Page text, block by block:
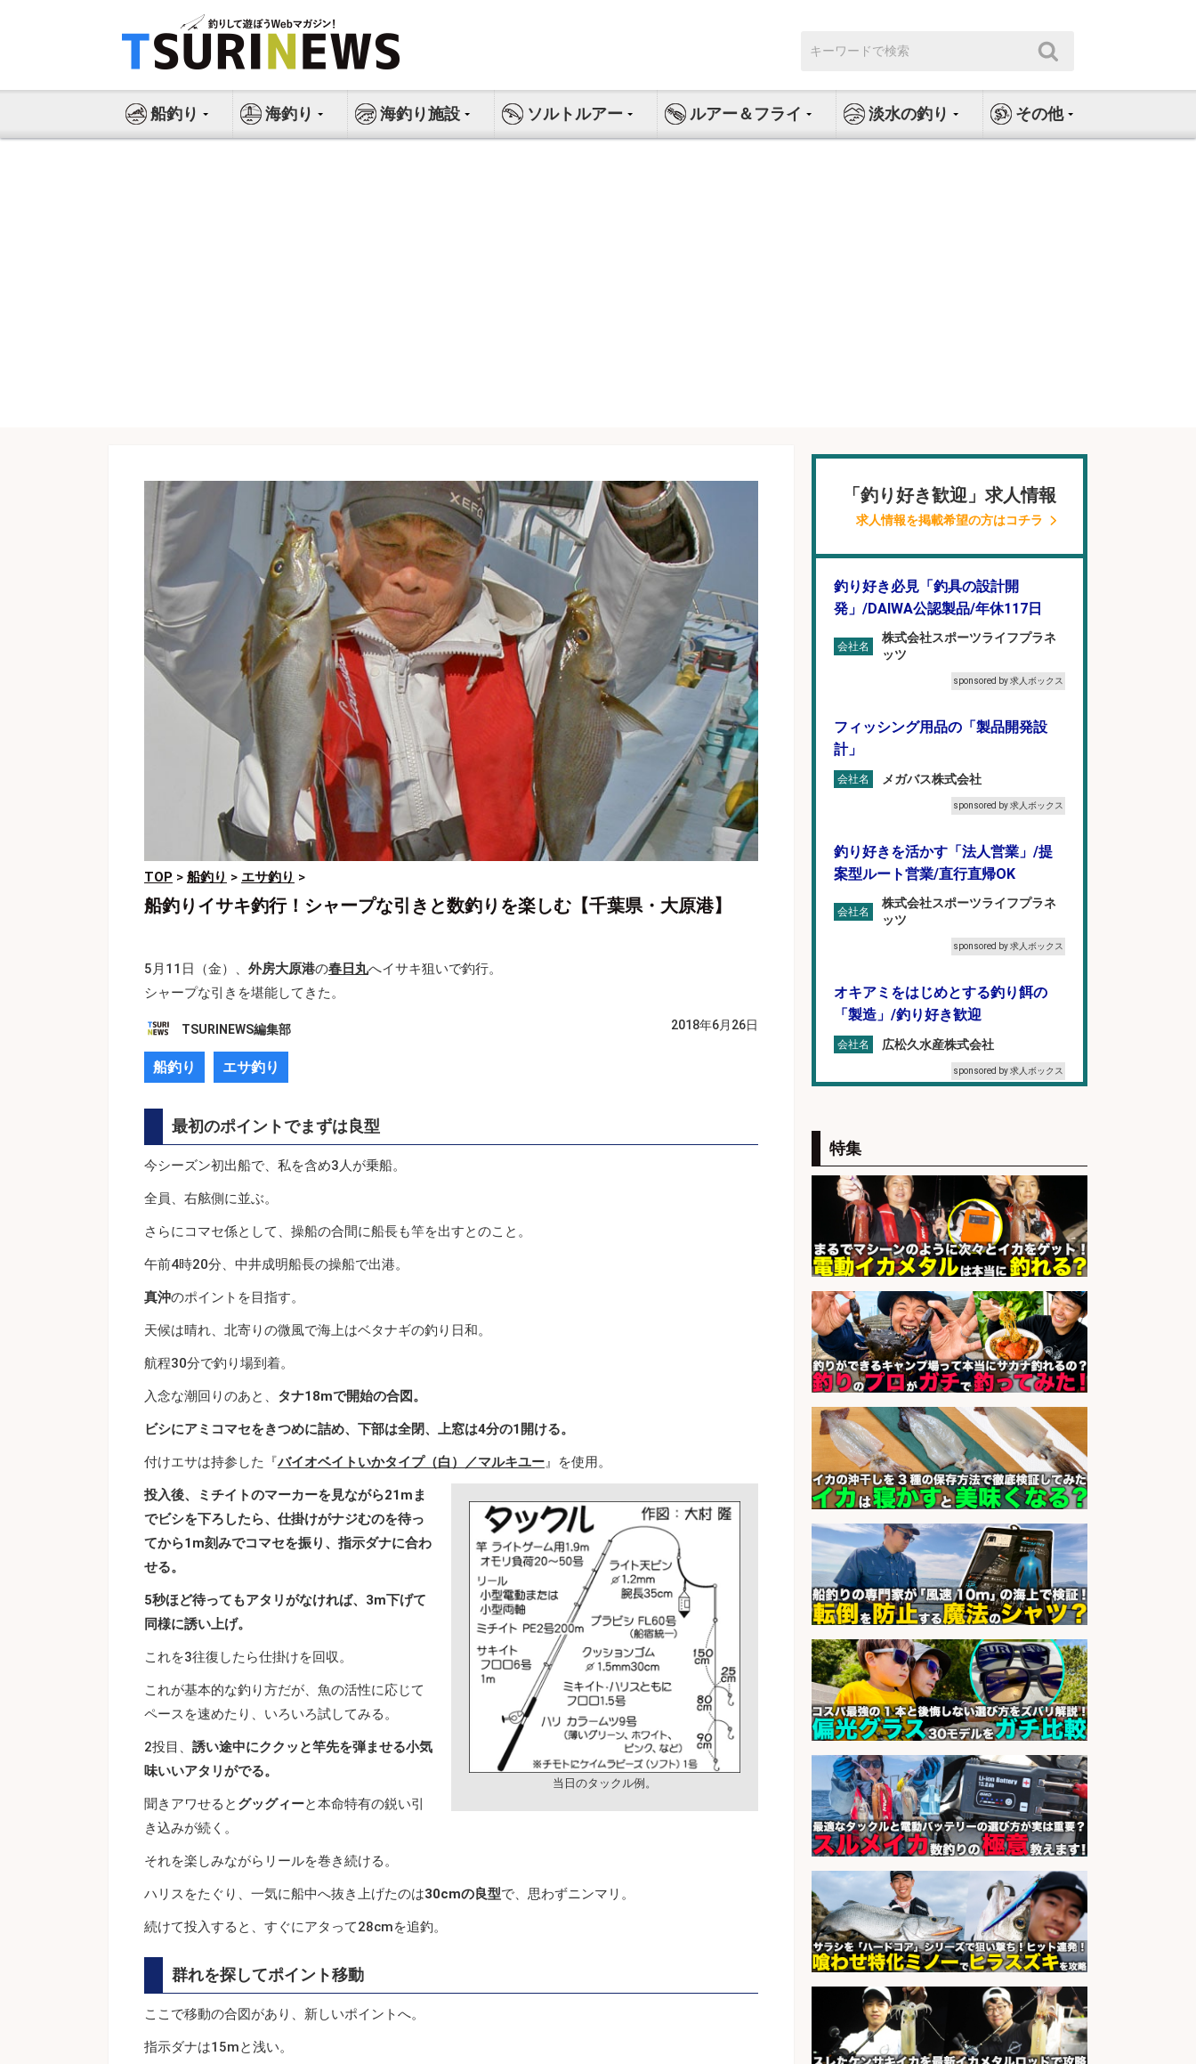
ス
索:
船釣り 海釣り 海釣り施設 ソルトルアー ルアー＆フライ 淡水の釣り その他
TOP > 船釣り > エサ釣り >
船釣りイサキ釣行！シャープな引きと数釣りを楽しむ【千葉県・大原港】
5月11日（金）、 外房大原港の春日丸へイサキ狙いで釣行。
シャープな引きを堪能してきた。
TSURINEWS編集部 2018年6月26日
船釣り エサ釣り
最初のポイントでまずは良型
今シーズン初出船で、私を含め3人が乗船。
全員、右舷側に並ぶ。
さらにコマセ係として、操船の合間に船長も竿を出すとのこと。
午前4時20分、中井成明船長の操船で出港。
真沖のポイントを目指す。
天候は晴れ、北寄りの微風で海上はベタナギの釣り日和。
航程30分で釣り場到着。
入念な潮回りのあと、 タナ18mで開始の合図。
ビシにアミコマセをきつめに詰め、下部は全閉、上窓は4分の1開ける。
付けエサは持参した『バイオベイトいかタイプ（白）／マルキユー』を使用。
当日のタックル例。
投入後、ミチイトのマーカーを見ながら21mま
でビシを下ろしたら、仕掛けがナジむのを待っ
てから1m刻みでコマセを振り、指示ダナに合わ
せる。
5秒ほど待ってもアタリがなければ、3m下げて
同様に誘い上げ。
これを3往復したら仕掛けを回収。
これが基本的な釣り方だが、魚の活性に応じて
ペースを速めたり、いろいろ試してみる。
2投目、 誘い途中にククッと竿先を弾ませる小気
味いいアタリがでる。
聞きアワせると グッグィーと本命特有の鋭い引
き込みが続く。
それを楽しみながらリールを巻き続ける。
ハリスをたぐり、一気に船中へ抜き上げたのは30cmの良型で、思わずニンマリ。
続けて投入すると、すぐにアタって28cmを追釣。
群れを探してポイント移動
ここで移動の合図があり、新しいポイントへ。
指示ダナは15mと浅い。
「釣り好き歓迎」求人情報
求人情報を掲載希望の方はコチラ
釣り好き必見「釣具の設計開
発」/DAIWA公認製品/年休117日
会社名
株式会社スポーツライフプラネ
ッツ
sponsored by 求人ボックス
フィッシング用品の「製品開発設
計」
会社名 メガバス株式会社
sponsored by 求人ボックス
釣り好きを活かす「法人営業」/提
案型ルート営業/直行直帰OK
会社名
株式会社スポーツライフプラネ
ッツ
sponsored by 求人ボックス
オキアミをはじめとする釣り餌の
「製造」/釣り好き歓迎
会社名 広松久水産株式会社
sponsored by 求人ボックス
業10時間/経験者歓迎
会社名 広松久水産株式会社
sponsored by 求人ボックス
語学力を活かせるフィッシング用品
の「海外営業」/年休125日
会社名 株式会社ジャッカル
sponsored by 求人ボックス
魚の調理経験が活かせる「鮮魚加
工/食品工場スタッフ」
会社名 株式会社松屋フーズ
sponsored by 求人ボックス
香川県のおいしい魚を届ける「提
案・加工の工程管理」未経験OK
会社名 株式会社高松東魚市場
sponsored by 求人ボックス
宮崎の魚を届ける「水産品販売スタ
ッフ」 年休128日 未経験可
会社名 宮崎県漁業協同組合連合会
sponsored by 求人ボックス
経験者歓迎魚の「製造加工スタッ
フ」/船橋勤務/シフト制
会社名 株式会社一光園
sponsored by 求人ボックス
さらに求人情報を見る
特集